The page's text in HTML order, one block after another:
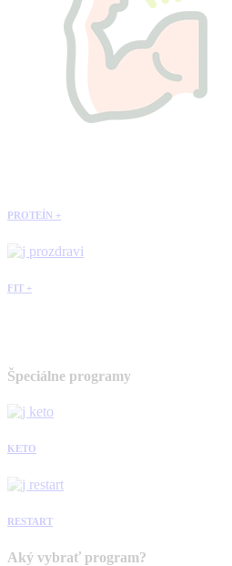
PROTEÍN +
FIT +
Špeciálne programy
KETO
RESTART
Aký vybrať program?